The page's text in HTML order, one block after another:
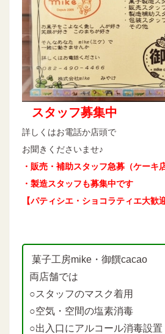
スタッフ募集中
詳しくはお電話か店頭で
お聞きくださいませ♪
・販売・補助スタッフ急募（ケーキ店
・製造スタッフも募集中です
【パティシエ・ショコラティエ大歓迎
菓子工房mike・御饌cacao
両店舗では
○スタッフのマスク着用
○空気・空間の塩素消毒
○出入口にアルコール消毒設置